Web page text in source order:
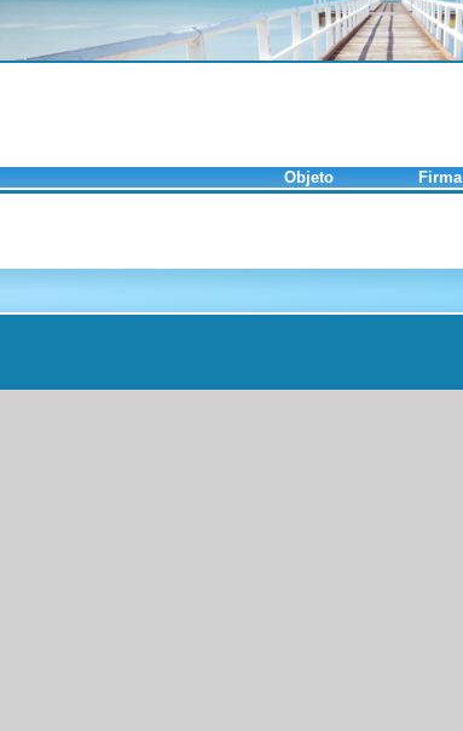
Objeto Firma